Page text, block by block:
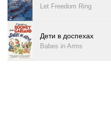
Let Freedom Ring
Дети в доспехах
Babes in Arms